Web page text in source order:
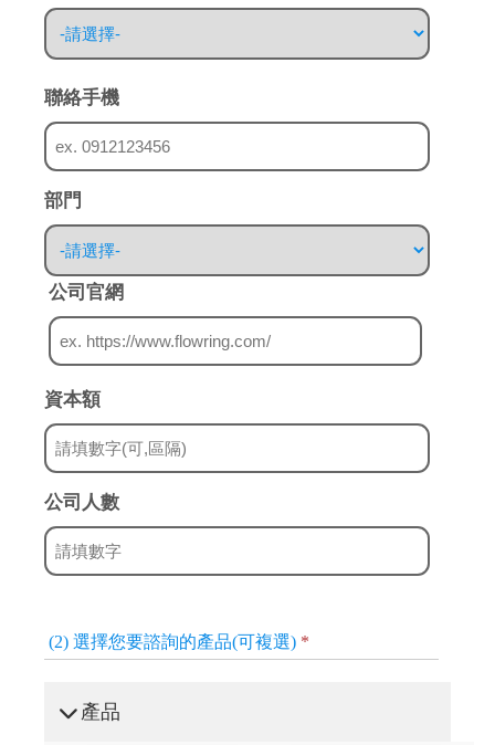
聯絡手機
部門
公司官網
資本額
公司人數
(2) 選擇您要諮詢的產品(可複選) *
產品